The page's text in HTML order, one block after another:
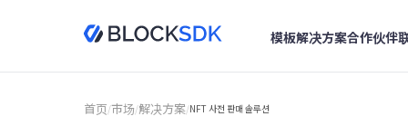
模板解决方案合作伙伴
首页/市场/解决方案/NFT 사전 판매 솔루션